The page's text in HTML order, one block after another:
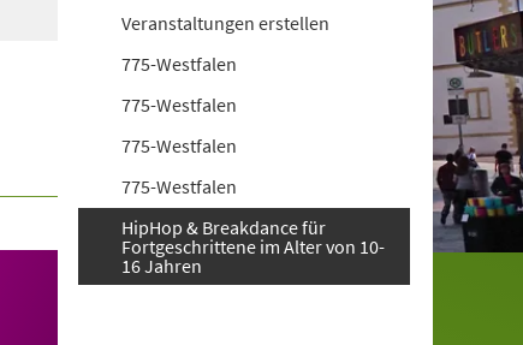
Veranstaltungen erstellen
775-Westfalen
775-Westfalen
775-Westfalen
775-Westfalen
HipHop & Breakdance für
Fortgeschrittene im Alter von 10-
16 Jahren